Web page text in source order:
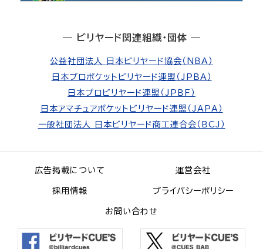
― ビリヤード関連組織・団体 ―
公益社団法人 日本ビリヤード協会（NBA）
日本プロポケットビリヤード連盟（JPBA）
日本プロビリヤード連盟（JPBF）
日本アマチュアポケットビリヤード連盟（JAPA）
一般社団法人 日本ビリヤード商工連合会（BCJ）
広告掲載について 運営会社
採用情報 プライバシーポリシー
お問い合わせ